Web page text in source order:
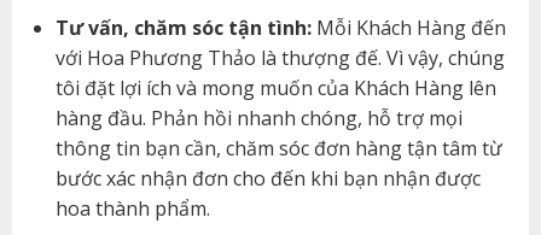
Tư vấn, chăm sóc tận tình:Mỗi Khách Hàng đến
với Hoa Phương Thảo là thượng đế. Vì vậy, chúng
tôi đặt lợi ích và mong muốn của Khách Hàng lên
hàng đầu. Phản hồi nhanh chóng, hỗ trợ mọi
thông tin bạn cần, chăm sóc đơn hàng tận tâm từ
bước xác nhận đơn cho đến khi bạn nhận được
hoa thành phẩm.